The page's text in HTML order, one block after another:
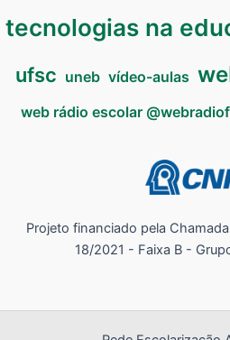
tecnologias na
ufsc uneb vídeo-aulas
web rádio escolar
Projeto financiado pela
18/2021 - Faixa B -